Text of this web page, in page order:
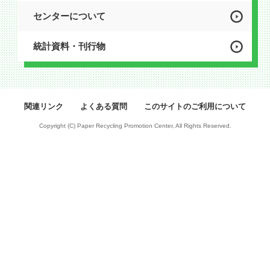
センターについて
統計資料・刊行物
関連リンク よくある質問 このサイトのご利用について
Copyright (C) Paper Recycling Promotion Center, All Rights Reserved.